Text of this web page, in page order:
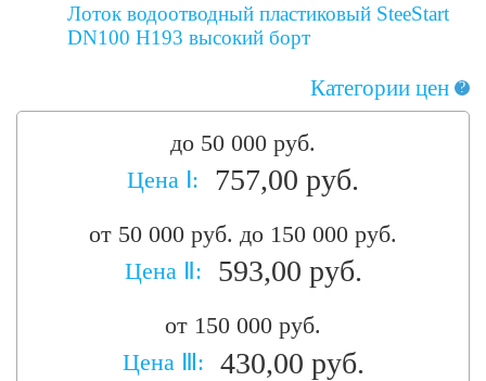
Лоток водоотводный пластиковый SteeStart
DN100 H193 высокий борт
Категории цен ?
до 50 000 руб.
Цена Ⅰ:
757,00 руб.
от 50 000 руб. до 150 000 руб.
Цена Ⅱ:
593,00 руб.
от 150 000 руб.
Цена Ⅲ:
430,00 руб.